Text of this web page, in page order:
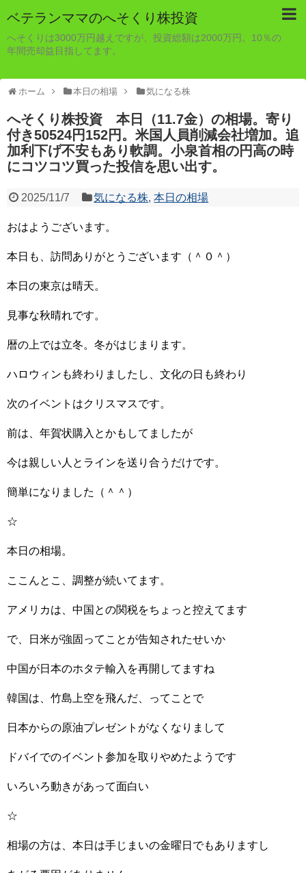
ベテランママのへそくり株投資
へそくりは3000万円越えですが、投資総額は2000万円。10％の
年間売却益目指してます。
ホーム 本日の相場 気になる株
へそくり株投資 本日（11.7金）の相場。寄り
付き50524円152円。米国人員削減会社増加。追
加利下げ不安もあり軟調。小泉首相の円高の時
にコツコツ買った投信を思い出す。
2025/11/7 気になる株,本日の相場
おはようございます。
本日も、訪問ありがとうございます（＾０＾）
本日の東京は晴天。
見事な秋晴れです。
暦の上では立冬。冬がはじまります。
ハロウィンも終わりましたし、文化の日も終わり
次のイベントはクリスマスです。
前は、年賀状購入とかもしてましたが
今は親しい人とラインを送り合うだけです。
簡単になりました（＾＾）
☆
本日の相場。
ここんとこ、調整が続いてます。
アメリカは、中国との関税をちょっと控えてます
で、日米が強固ってことが告知されたせいか
中国が日本のホタテ輸入を再開してますね
韓国は、竹島上空を飛んだ、ってことで
日本からの原油プレゼントがなくなりまして
ドバイでのイベント参加を取りやめたようです
いろいろ動きがあって面白い
☆
相場の方は、本日は手じまいの金曜日でもありますし